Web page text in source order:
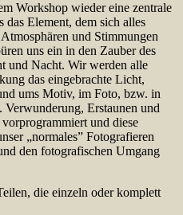
Workshop wieder eine zentrale
Element, dem sich alles
und Stimmungen
uns ein in den Zauber des
und Nacht. Wir werden alle
das eingebrachte Licht,
ums Motiv, im Foto, bzw. in
Verwunderung, Erstaunen und
und diese
„normales” Fotografieren
den fotografischen Umgang
die einzeln oder komplett